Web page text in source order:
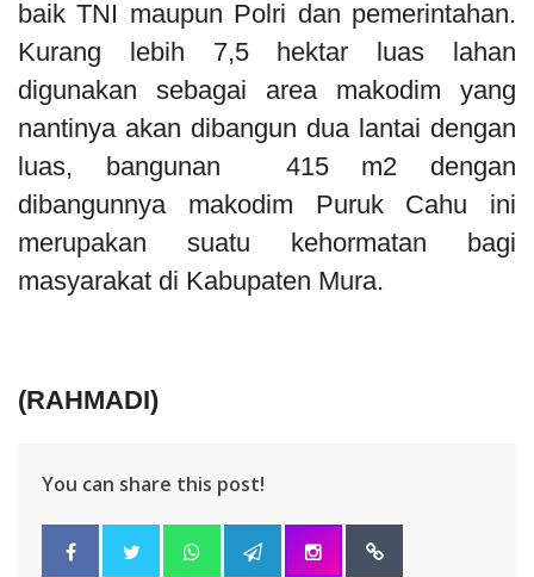
baik TNI maupun Polri dan pemerintahan.
Kurang lebih 7,5 hektar luas lahan
digunakan sebagai area makodim yang
nantinya akan dibangun dua lantai dengan
luas, bangunan 415 m2 dengan
dibangunnya makodim Puruk Cahu ini
merupakan suatu kehormatan bagi
masyarakat di Kabupaten Mura.
(RAHMADI)
You can share this post!